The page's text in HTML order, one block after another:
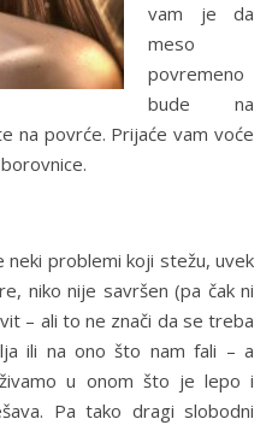
vam je da
meso
povremeno
bude na
na povrće. Prijaće vam voće
problemi koji stežu, uvek
niko nije savršen (pa čak ni
– ali to ne znači da se treba
ili na ono što nam fali – a
u onom što je lepo i
Pa tako dragi slobodni